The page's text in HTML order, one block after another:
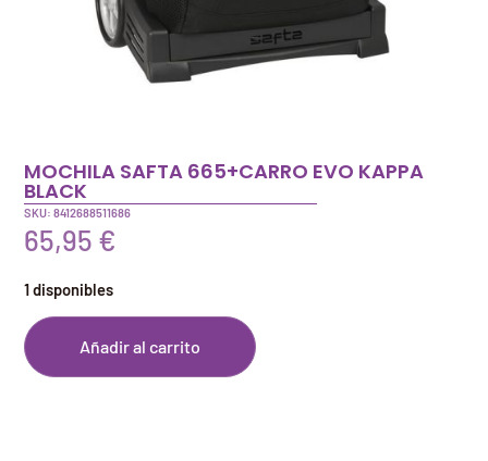
MOCHILA SAFTA 665+CARRO EVO KAPPA
BLACK
SKU: 8412688511686
65,95 €
1 disponibles
Añadir al carrito